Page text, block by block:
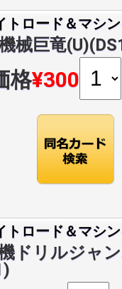
トロード＆マシ
械巨竜
格¥300
トロード＆マシ
ドリルジャ